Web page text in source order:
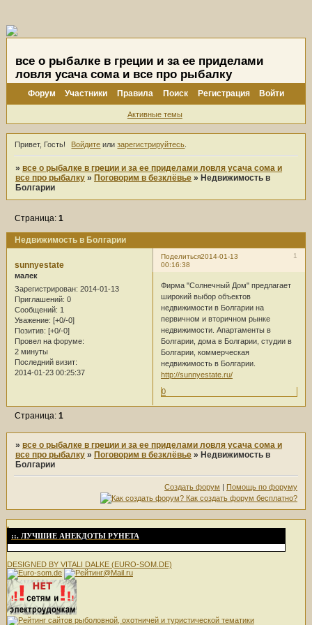
все о рыбалке в греции и за ее приделами
ловля усача сома и все про рыбалку
Форум Участники Правила Поиск Регистрация Войти
Активные темы
Привет, Гость! Войдите илизарегистрируйтесь
»все о рыбалке в греции и за ее приделами ловля усача сома и
все про рыбалку » Поговорим в безклёвье » Недвижимость в
Болгарии
Недвижимость в Болгарии
Страница:1
Поделиться 1
2014-01-13
00:16:38
sunnyestate
малек
Зарегистрирован: 2014-01-13
Приглашений: 0
Сообщений: 1
Уважение: [+0/-0]
Позитив: [+0/-0]
Провел на форуме:
2 минуты
Последний визит:
2014-01-23 00:25:37
Фирма "Солнечный Дом" предлагает
широкий выбор объектов
недвижимости в Болгарии на
первичном и вторичном рынке
недвижимости. Апартаменты в
Болгарии, дома в Болгарии, студии в
Болгарии, коммерческая
недвижимость в Болгарии.
http://sunnyestate.ru/
0
Страница:1
»все о рыбалке в греции и за ее приделами ловля усача сома и
все про рыбалку » Поговорим в безклёвье » Недвижимость в
Болгарии
Создать форум | Помощь по форуму
::. ЛУЧШИЕ АНЕКДОТЫ РУНЕТА
DESIGNED BY VITALI DALKE (EURO-SOM.DE)